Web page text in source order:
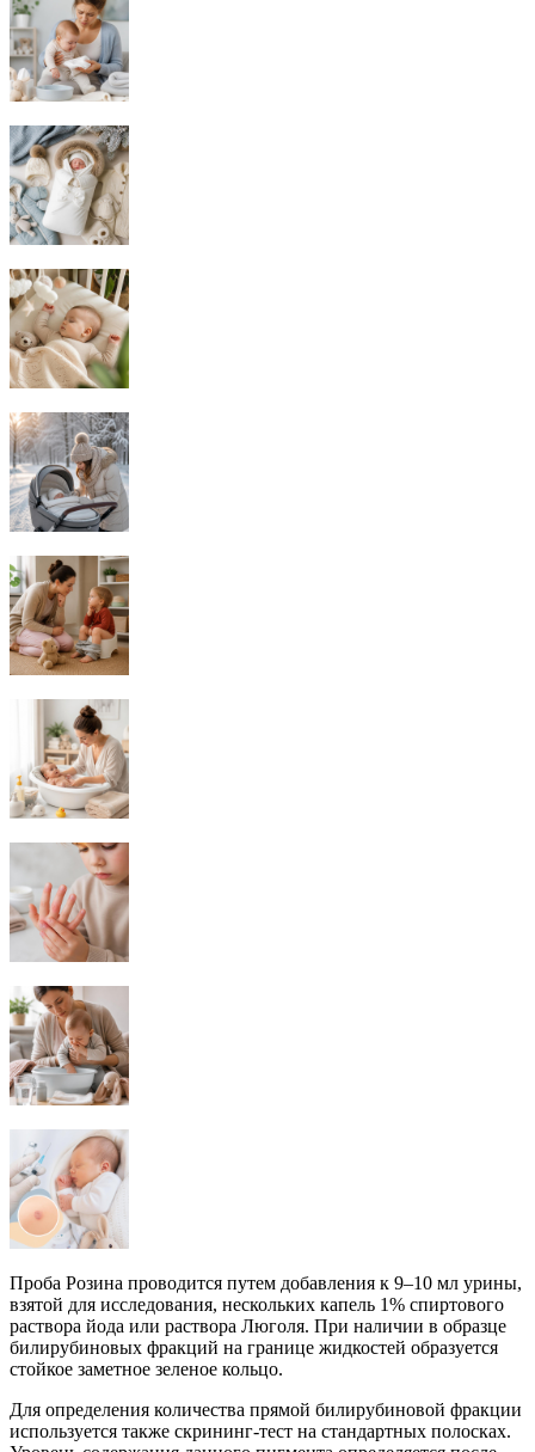
Проба Розина проводится путем добавления к 9–10 мл урины,
взятой для исследования, нескольких капель 1% спиртового
раствора йода или раствора Люголя. При наличии в образце
билирубиновых фракций на границе жидкостей образуется
стойкое заметное зеленое кольцо.
Для определения количества прямой билирубиновой фракции
используется также скрининг-тест на стандартных полосках.